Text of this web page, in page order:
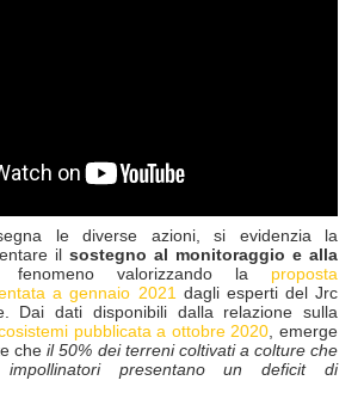
le diverse azioni, si evidenzia la
il sostegno al monitoraggio e alla
valorizzando la proposta
a gennaio 2021 dagli esperti del Jrc
Dai dati disponibili dalla relazione sulla
pubblicata a ottobre 2020 , emerge
cheil 50% dei terreni coltivati a colture che
impollinatori presentano un deficit di